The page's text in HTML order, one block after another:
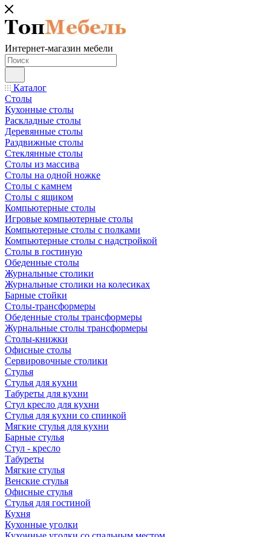
Интернет-магазин мебели
Каталог
Столы
Кухонные столы
Раскладные столы
Деревянные столы
Раздвижные столы
Стеклянные столы
Столы из массива
Столы на одной ножке
Столы с камнем
Столы с ящиком
Компьютерные столы
Игровые компьютерные столы
Компьютерные столы с полками
Компьютерные столы с надстройкой
Столы в гостиную
Обеденные столы
Журнальные столики
Журнальные столики на колесиках
Барные стойки
Столы-трансформеры
Обеденные столы трансформеры
Журнальные столы трансформеры
Столы-книжки
Офисные столы
Сервировочные столики
Стулья
Стулья для кухни
Табуреты для кухни
Стул кресло для кухни
Стулья для кухни со спинкой
Мягкие стулья для кухни
Барные стулья
Стул - кресло
Табуреты
Мягкие стулья
Венские стулья
Офисные стулья
Стулья для гостиной
Кухня
Кухонные уголки